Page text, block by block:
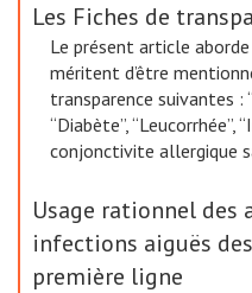
Les Fiches de
Le présent article
méritent d’être
transparence suivantes :
“Diabète”, “Leucorrhée”,
conjonctivite allergique
Usage rationnel
infections aiguës
première ligne